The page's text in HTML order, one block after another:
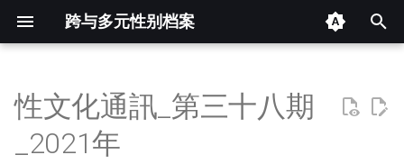
跨与多元性别档案
入
以
开
摘要
性文化通訊_第三十八期
_2021年